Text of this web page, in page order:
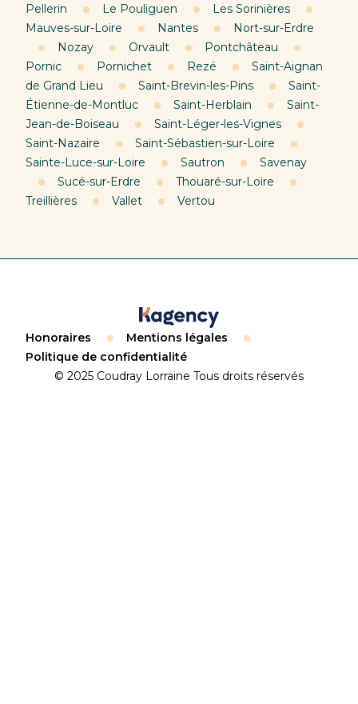
Pellerin
Le Pouliguen
Les Sorinières
Mauves-sur-Loire
Nantes
Nort-sur-Erdre
Nozay
Orvault
Pontchâteau
Pornic
Pornichet Rezé
Saint-Aignan
de Grand Lieu
Saint-Brevin-les-Pins
Saint-
Étienne-de-Montluc
Saint-Herblain
Saint-
Jean-de-Boiseau
Saint-Léger-les-Vignes
Saint-Nazaire
Saint-Sébastien-sur-Loire
Sainte-Luce-sur-Loire
Sautron
Savenay
Sucé-sur-Erdre
Thouaré-sur-Loire
Treillières
Vallet Vertou
© 2025 Coudray Lorraine Tous droits réservés
Honoraires
Mentions légales
Politique de confidentialité